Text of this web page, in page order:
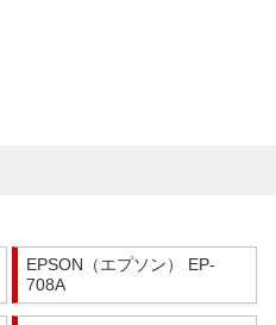
EPSON（エプソン） EP-
708A